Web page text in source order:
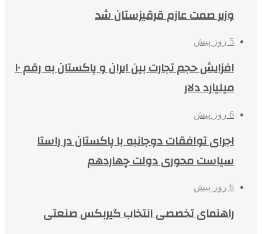
وزیر صمت عازم قرقیزستان شد
5 روز پیش
افزایش حجم تجارت بین ایران و پاکستان به رقم ۱۰
میلیارد دلار
6 روز پیش
اجرای توافقات دوجانبه با پاکستان در راستا
سیاست محوری دولت چهاردهم
6 روز پیش
راهنمای تخصصی انتخاب گیربکس صنعتی